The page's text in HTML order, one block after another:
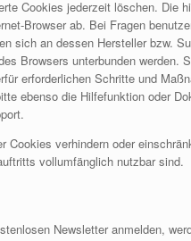
Cookies jederzeit löschen. Die
Browser ab. Bei Fragen
sich an dessen Hersteller bzw.
Browsers unterbunden
erforderlichen Schritte und
ebenso die Hilfefunktion oder
Cookies verhindern oder
vollumfänglich nutzbar sind.
Newsletter anmelden,